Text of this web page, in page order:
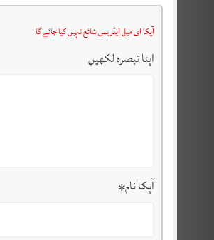
آپکا ای میل ایڈریس شائع نہیں کیا جائے گا
اپنا تبصرہ لکھیں
آپکا نام*